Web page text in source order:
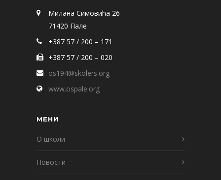
Милана Симовића 26
71420 Пале
+387 57 / 200 – 171
+387 57 / 200 – 020
os194@skolers.org
www.ospale.org
МЕНИ
О школи
Новости